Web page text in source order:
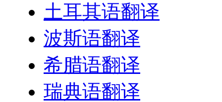
土耳其语翻译
波斯语翻译
希腊语翻译
瑞典语翻译